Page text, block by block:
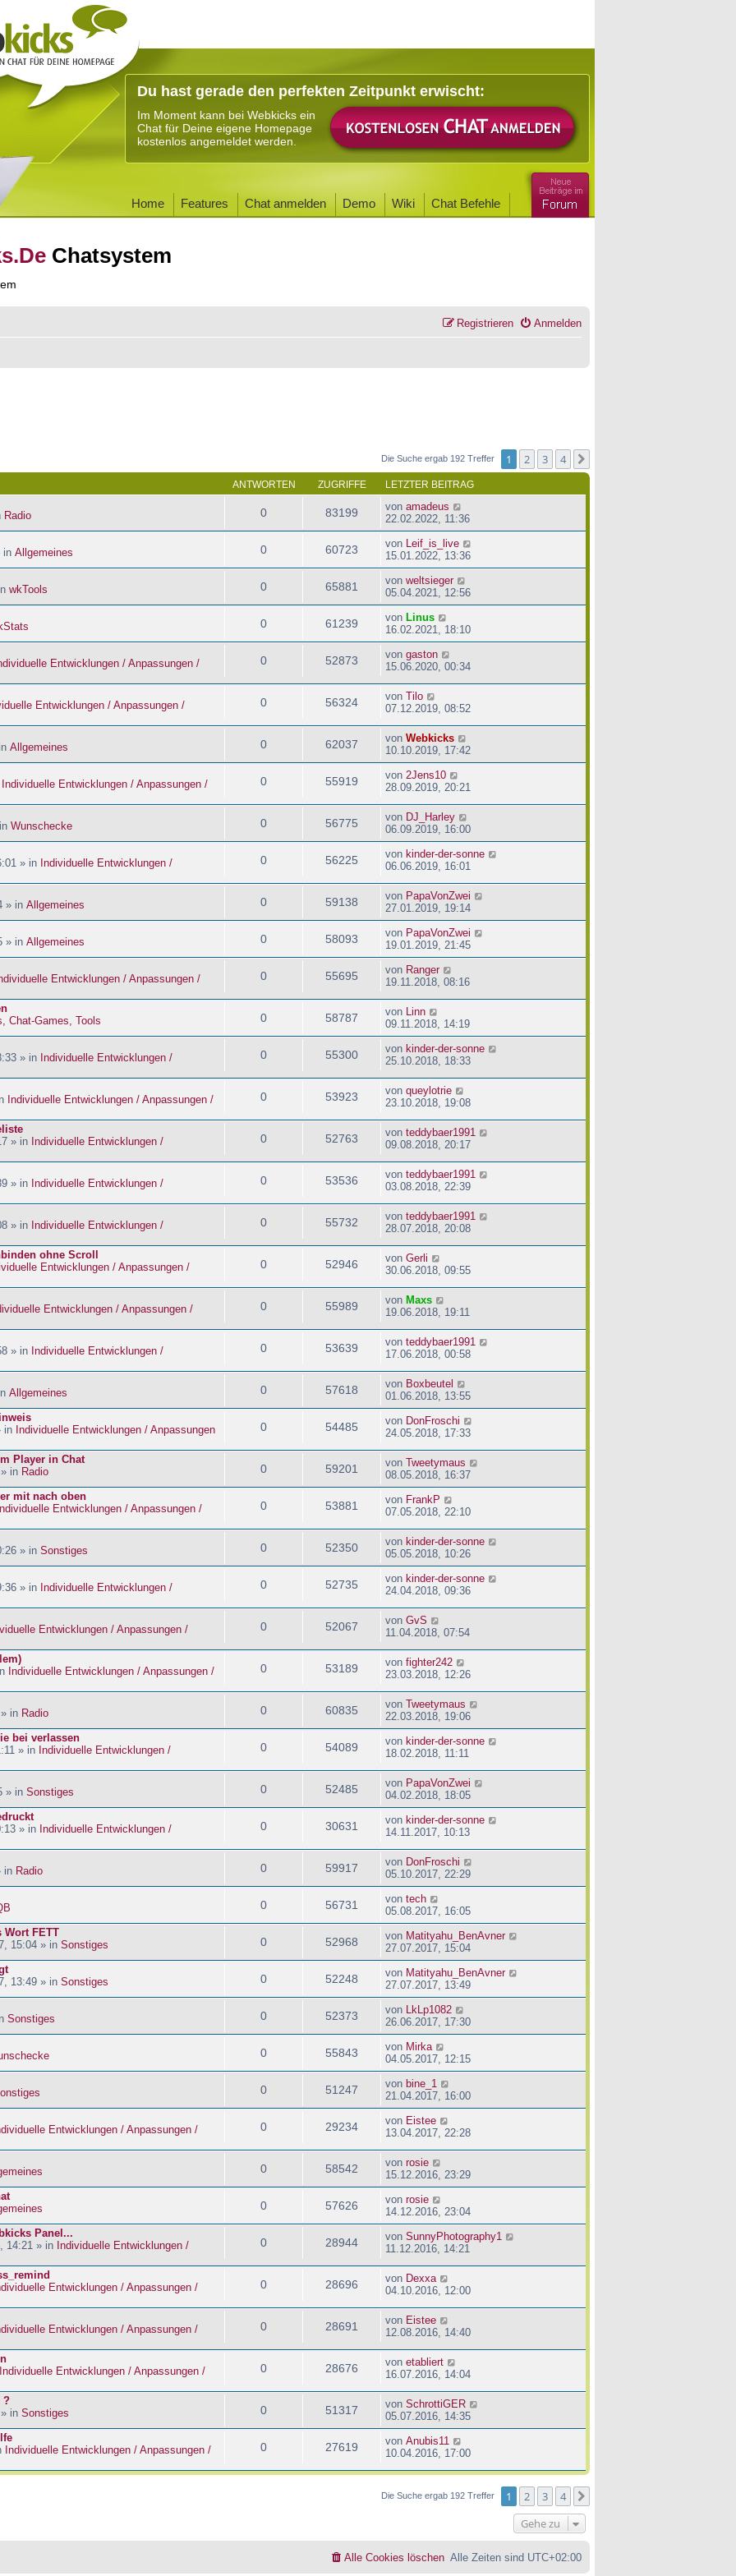
Du hast gerade den perfekten Zeitpunkt erwischt:
Im Moment kann bei Webkicks ein
Chat für Deine eigene Homepage
kostenlos angemeldet werden.
Home Features Chat anmelden Demo Wiki Chat Befehle
Chatsystem
Anmelden
Registrieren
Die Suche ergab 192 Treffer 1 2 3 4
ANTWORTEN ZUGRIFFE LETZTER BEITRAG
Radio 0 83199 von amadeus
22.02.2022, 11:36
in Allgemeines 0 60723 von
Leif_is_live
15.01.2022, 13:36
wkTools 0 65881 von weltsieger
05.04.2021, 12:56
0 61239 von Linus
16.02.2021, 18:10
Entwicklungen / Anpassungen /
0 52873 von gaston
15.06.2020, 00:34
Entwicklungen / Anpassungen /
0 56324 von Tilo
07.12.2019, 08:52
Allgemeines 0 62037 von Webkicks
10.10.2019, 17:42
Individuelle Entwicklungen / Anpassungen /
0 55919 von 2Jens10
28.09.2019, 20:21
Wunschecke 0 56775 von DJ_Harley
06.09.2019, 16:00
» in Individuelle Entwicklungen /
0 56225 von kinder-der-sonne
06.06.2019, 16:01
» in Allgemeines 0 59138 von PapaVonZwei
27.01.2019, 19:14
» in Allgemeines 0 58093 von PapaVonZwei
19.01.2019, 21:45
Entwicklungen / Anpassungen /
0 55695 von Ranger
19.11.2018, 08:16
Chat-Games, Tools 0 58787 von
Linn
09.11.2018, 14:19
» in Individuelle Entwicklungen /
0 55300 von kinder-der-sonne
25.10.2018, 18:33
Individuelle Entwicklungen / Anpassungen /
0 53923 von queylotrie
23.10.2018, 19:08
» in Individuelle Entwicklungen /
0 52763 von teddybaer1991
09.08.2018, 20:17
» in Individuelle Entwicklungen /
0 53536 von teddybaer1991
03.08.2018, 22:39
» in Individuelle Entwicklungen /
0 55732 von teddybaer1991
28.07.2018, 20:08
ohne Scroll
Entwicklungen / Anpassungen /
0 52946 von Gerli
30.06.2018, 09:55
Entwicklungen / Anpassungen /
0 55989 von Maxs
19.06.2018, 19:11
» in Individuelle Entwicklungen /
0 53639 von teddybaer1991
17.06.2018, 00:58
Allgemeines 0 57618 von Boxbeutel
01.06.2018, 13:55
in Individuelle Entwicklungen / Anpassungen
0 54485 von DonFroschi
24.05.2018, 17:33
Player in Chat
in Radio 0 59201 von Tweetymaus
08.05.2018, 16:37
mit nach oben
Individuelle Entwicklungen / Anpassungen /
0 53881 von FrankP
07.05.2018, 22:10
» in Sonstiges 0 52350 von kinder-der-sonne
05.05.2018, 10:26
» in Individuelle Entwicklungen /
0 52735 von kinder-der-sonne
24.04.2018, 09:36
Entwicklungen / Anpassungen /
0 52067 von GvS
11.04.2018, 07:54
Individuelle Entwicklungen / Anpassungen /
0 53189 von fighter242
23.03.2018, 12:26
in Radio 0 60835 von Tweetymaus
22.03.2018, 19:06
bei verlassen
» in Individuelle Entwicklungen /
0 54089 von kinder-der-sonne
18.02.2018, 11:11
» in Sonstiges 0 52485 von PapaVonZwei
04.02.2018, 18:05
» in Individuelle Entwicklungen /
0 30631 von kinder-der-sonne
14.11.2017, 10:13
in Radio 0 59917 von DonFroschi
05.10.2017, 22:29
0 56731 von tech
05.08.2017, 16:05
Wort FETT
15:04 » in Sonstiges 0 52968 von Matityahu_BenAvner
27.07.2017, 15:04
13:49 » in Sonstiges 0 52248 von Matityahu_BenAvner
27.07.2017, 13:49
Sonstiges 0 52373 von
LkLp1082
26.06.2017, 17:30
0 55843 von Mirka
04.05.2017, 12:15
0 51247 von bine_1
21.04.2017, 16:00
Entwicklungen / Anpassungen /
0 29234 von Eistee
13.04.2017, 22:28
0 58542 von rosie
15.12.2016, 23:29
0 57626 von rosie
14.12.2016, 23:04
Panel...
14:21 » in Individuelle Entwicklungen /
0 28944 von SunnyPhotography1
11.12.2016, 14:21
Entwicklungen / Anpassungen /
0 28696 von Dexxa
04.10.2016, 12:00
Entwicklungen / Anpassungen /
0 28691 von Eistee
12.08.2016, 14:40
Individuelle Entwicklungen / Anpassungen /
0 28676 von etabliert
16.07.2016, 14:04
?
in Sonstiges 0 51317 von SchrottiGER
05.07.2016, 14:35
Individuelle Entwicklungen / Anpassungen /
0 27619 von Anubis11
10.04.2016, 17:00
Die Suche ergab 192 Treffer 1 2 3 4
Gehe zu
Alle Zeiten sind UTC+02:00
Alle Cookies löschen